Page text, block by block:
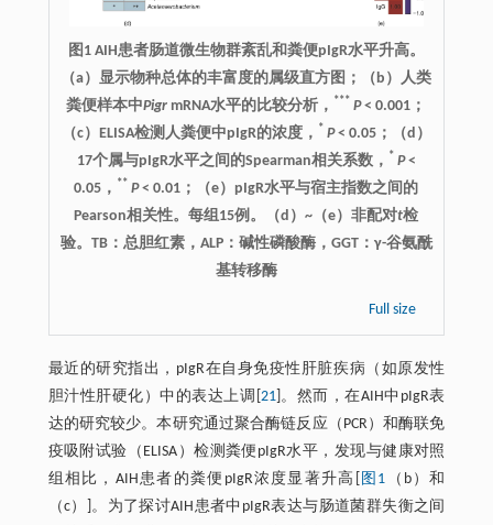
图1 AIH患者肠道微生物群紊乱和粪便pIgR水平升高。
（a）显示物种总体的丰富度的属级直方图；（b）人类
粪便样本中Pigr mRNA水平的比较分析， *** P< 0.001；
（c）ELISA检测人粪便中pIgR的浓度， * P< 0.05；（d）
17个属与pIgR水平之间的Spearman相关系数， * P<
0.05， ** P< 0.01；（e）pIgR水平与宿主指数之间的
Pearson相关性。每组15例。（d）~（e）非配对t检
验。TB：总胆红素，ALP：碱性磷酸酶，GGT：γ-谷氨酰
基转移酶
Full size
最近的研究指出，pIgR在自身免疫性肝脏疾病（如原发性
胆汁性肝硬化）中的表达上调[ 21]。然而，在AIH中pIgR表
达的研究较少。本研究通过聚合酶链反应（PCR）和酶联免
疫吸附试验（ELISA）检测粪便pIgR水平，发现与健康对照
组相比，AIH患者的粪便pIgR浓度显著升高[
图1 （b）和
（c）]。为了探讨AIH患者中pIgR表达与肠道菌群失衡之间